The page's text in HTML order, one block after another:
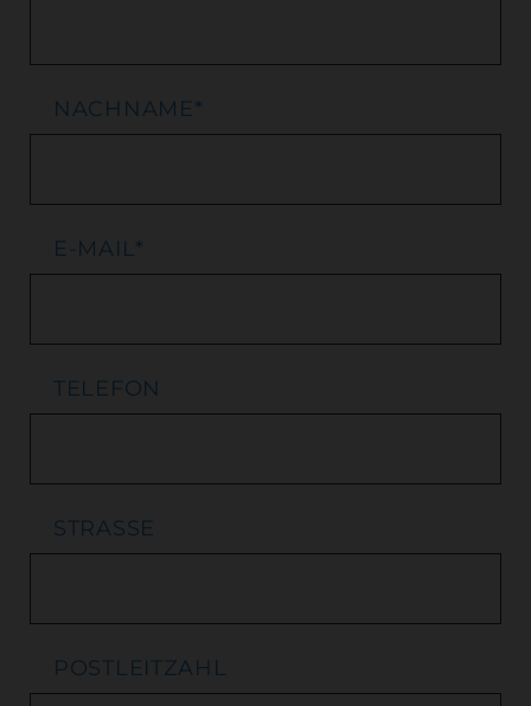
NACHNAME*
E-MAIL*
TELEFON
STRASSE
POSTLEITZAHL